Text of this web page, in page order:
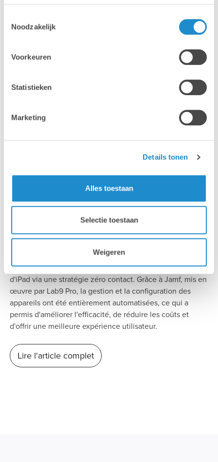
Noodzakelijk
Voorkeuren
Statistieken
Marketing
Details tonen
Alles toestaan
Selectie toestaan
Weigeren
Colruyt Group augmente son
efficacité
et réduit ses frais de gestion.
groupe Colruyt était confronté au défi de gérer
efficacement et en toute sécurité des milliers de Mac et
d'iPad via une stratégie zéro contact. Grâce à Jamf, mis en
œuvre par Lab9 Pro, la gestion et la configuration des
appareils ont été entièrement automatisées, ce qui a
permis d'améliorer l'efficacité, de réduire les coûts et
d'offrir une meilleure expérience utilisateur.
Lire l'article complet